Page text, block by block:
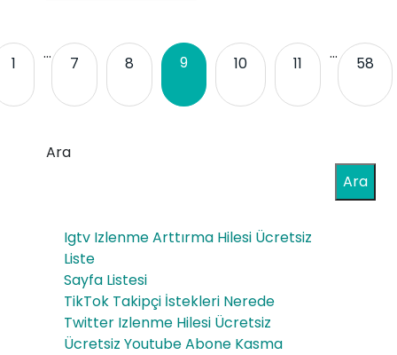
1
…
7 8 9 10 11
…
58
Ara
Ara
Igtv Izlenme Arttırma Hilesi Ücretsiz
Liste
Sayfa Listesi
TikTok Takipçi İstekleri Nerede
Twitter Izlenme Hilesi Ücretsiz
Ücretsiz Youtube Abone Kasma